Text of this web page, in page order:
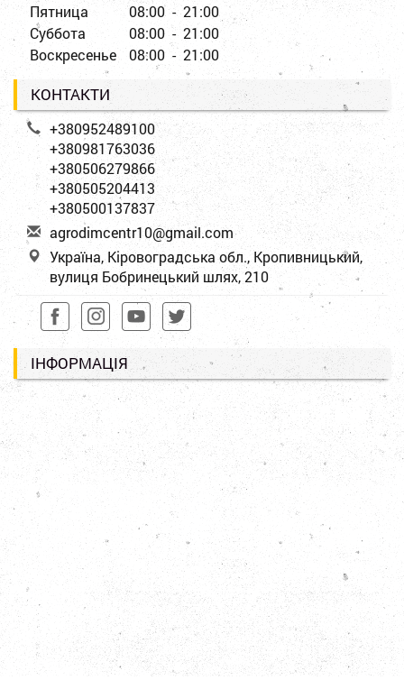
Пятница
08:00 - 21:00
Суббота
08:00 - 21:00
Воскресенье
08:00 - 21:00
КОНТАКТИ
+380952489100
+380981763036
+380506279866
+380505204413
+380500137837
agrodimcentr10@gmail.com
Україна, Кіровоградська обл., Кропивницький,
вулиця Бобринецький шлях, 210
ІНФОРМАЦІЯ